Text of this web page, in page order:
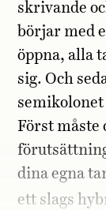
skrivande
börjar med
öppna, alla
sig. Och
semikolonet
Först måste
dina egna
ett slags